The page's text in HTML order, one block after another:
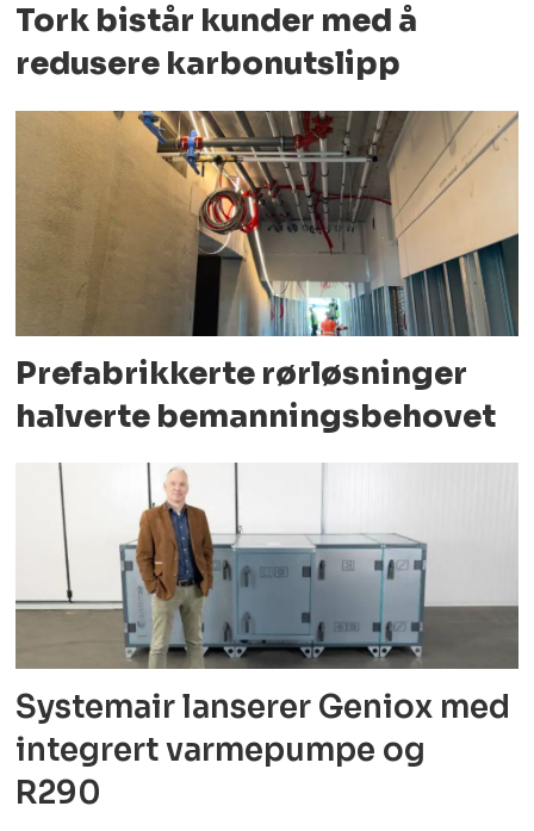
Tork bistår kunder med å
redusere karbonutslipp
Prefabrikkerte rørløsninger
halverte bemanningsbehovet
Systemair lanserer Geniox med
integrert varmepumpe og
R290